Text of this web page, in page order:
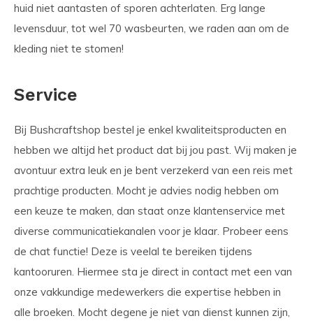
huid niet aantasten of sporen achterlaten. Erg lange
levensduur, tot wel 70 wasbeurten, we raden aan om de
kleding niet te stomen!
Service
Bij Bushcraftshop bestel je enkel kwaliteitsproducten en
hebben we altijd het product dat bij jou past. Wij maken je
avontuur extra leuk en je bent verzekerd van een reis met
prachtige producten. Mocht je advies nodig hebben om
een keuze te maken, dan staat onze klantenservice met
diverse communicatiekanalen voor je klaar. Probeer eens
de chat functie! Deze is veelal te bereiken tijdens
kantooruren. Hiermee sta je direct in contact met een van
onze vakkundige medewerkers die expertise hebben in
alle broeken. Mocht degene je niet van dienst kunnen zijn,